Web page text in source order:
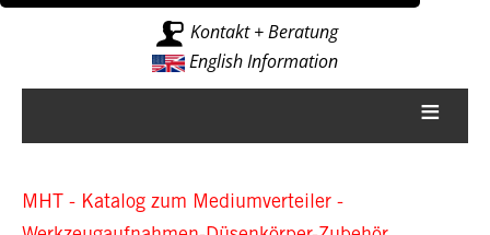
Kontakt + Beratung
English Information
≡
MHT - Katalog zum Mediumverteiler -